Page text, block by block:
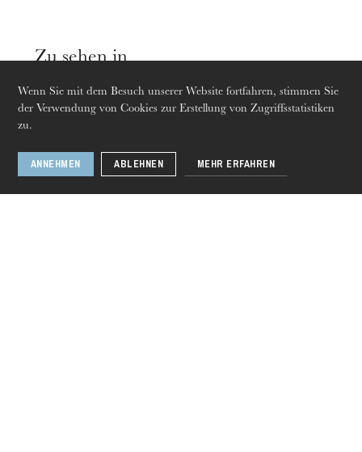
Wenn Sie mit dem Besuch unserer Website fortfahren, stimmen Sie
der Verwendung von Cookies zur Erstellung von Zugriffsstatistiken
zu.
ANNEHMEN ABLEHNEN MEHR ERFAHREN
Zu sehen in
09Juni 04Juli 2023
Strasbourg · Mulhouse